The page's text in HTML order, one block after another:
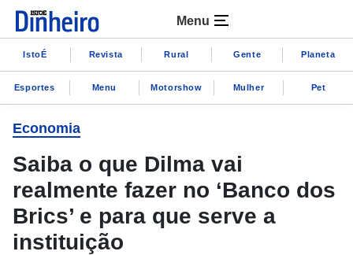
Menu
IstoÉ Revista Rural Gente Planeta
Esportes Menu Motorshow Mulher Pet
Economia
Saiba o que Dilma vai
realmente fazer no ‘Banco dos
Brics’ e para que serve a
instituição